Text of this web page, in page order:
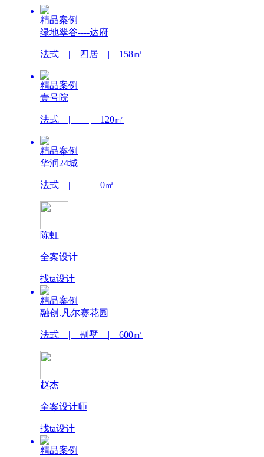
精品案例
绿地翠谷----达府
法式 | 四居 | 158㎡
精品案例
壹号院
法式 | | 120㎡
精品案例
华润24城
法式 | | 0㎡
陈虹
全案设计
找ta设计
精品案例
融创.凡尔赛花园
法式 | 别墅 | 600㎡
赵杰
全案设计师
找ta设计
精品案例